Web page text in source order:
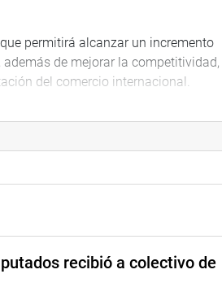
permitirá alcanzar un incremento
de mejorar la competitividad,
del comercio internacional.
y el Asia.
Transoceánica enlazará los puertos
Santa Lucía, Juliaca en la región
funcionarios de Mato Grosso,
generará “miles de puestos de
recibió a colectivo de